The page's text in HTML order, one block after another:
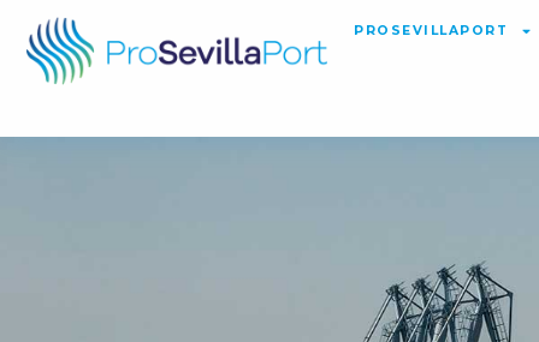
PROSEVILLAPORT